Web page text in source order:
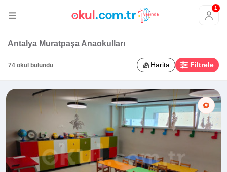
1
Antalya Muratpaşa Anaokulları
74 okul bulundu Harita Filtrele